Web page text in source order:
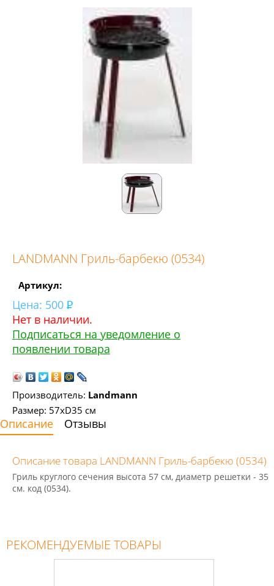
LANDMANN Гриль-барбекю (0534)
Артикул:
Цена: 500
Нет в наличии.
Подписаться на уведомление о
появлении товара
Производитель: Landmann
Размер: 57xD35 см
Описание Отзывы
Описание товара LANDMANN Гриль-барбекю (0534)
Гриль круглого сечения высота 57 см, диаметр решетки - 35
см. код (0534).
РЕКОМЕНДУЕМЫЕ ТОВАРЫ